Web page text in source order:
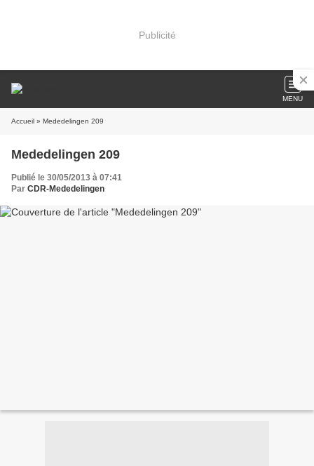
Publicité
MENU
Accueil » Mededelingen 209
Mededelingen 209
Publié le 30/05/2013 à 07:41
Par CDR-Mededelingen